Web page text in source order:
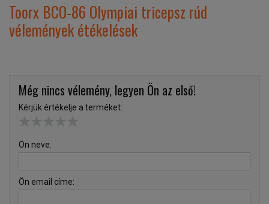
Toorx BCO-86 Olympiai tricepsz rúd
vélemények étékelések
Még nincs vélemény, legyen Ön az első!
Kérjük értékelje a terméket:
Ön neve:
Ön email címe: